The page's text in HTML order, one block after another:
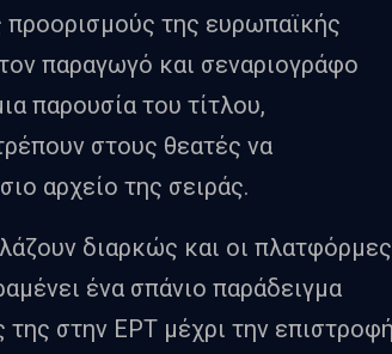
προορισμούς της ευρωπαϊκής
παραγωγό και σεναριογράφο
παρουσία του τίτλου,
στους θεατές να
αρχείο της σειράς.
διαρκώς και οι πλατφόρμες
ένα σπάνιο παράδειγμα
στην ΕΡΤ μέχρι την